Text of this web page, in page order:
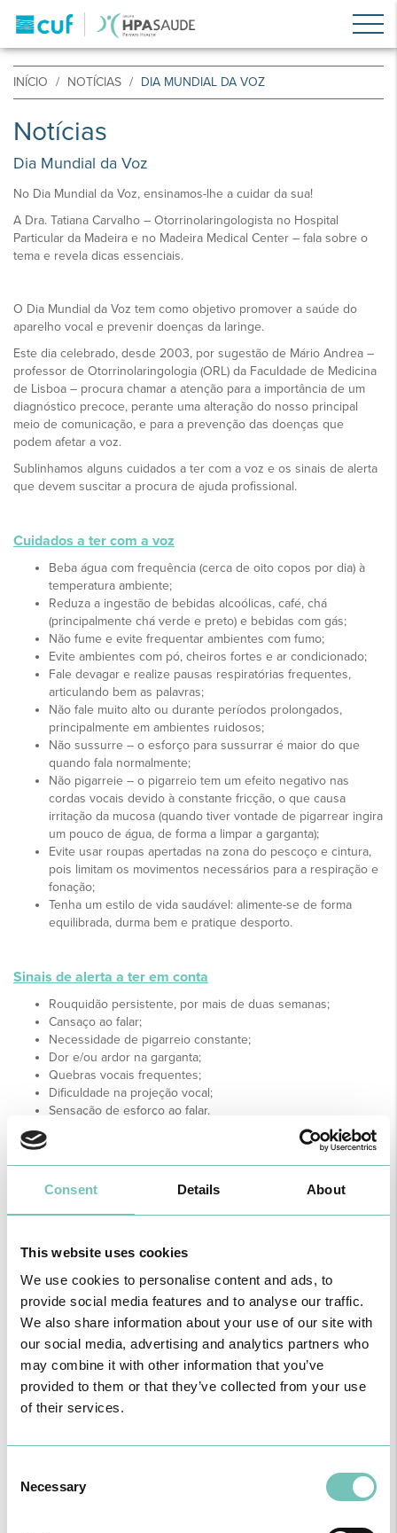
Consent Details About
This website uses cookies
We use cookies to personalise content and ads, to
provide social media features and to analyse our traffic.
We also share information about your use of our site with
our social media, advertising and analytics partners who
may combine it with other information that you’ve
provided to them or that they’ve collected from your use
of their services.
Selection
Necessary
INÍCIO NOTÍCIAS DIA MUNDIAL DA VOZ
Notícias
Dia Mundial da Voz
No Dia Mundial da Voz, ensinamos-lhe a cuidar da sua!
A Dra. Tatiana Carvalho – Otorrinolaringologista no Hospital
Particular da Madeira e no Madeira Medical Center – fala sobre o
tema e revela dicas essenciais.
O Dia Mundial da Voz tem como objetivo promover a saúde do
aparelho vocal e prevenir doenças da laringe.
Este dia celebrado, desde 2003, por sugestão de Mário Andrea –
professor de Otorrinolaringologia (ORL) da Faculdade de Medicina
de Lisboa – procura chamar a atenção para a importância de um
diagnóstico precoce, perante uma alteração do nosso principal
meio de comunicação, e para a prevenção das doenças que
podem afetar a voz.
Sublinhamos alguns cuidados a ter com a voz e os sinais de alerta
que devem suscitar a procura de ajuda profissional.
Cuidados a ter com a voz
Beba água com frequência (cerca de oito copos por dia) à
temperatura ambiente;
Reduza a ingestão de bebidas alcoólicas, café, chá
(principalmente chá verde e preto) e bebidas com gás;
Não fume e evite frequentar ambientes com fumo;
Evite ambientes com pó, cheiros fortes e ar condicionado;
Fale devagar e realize pausas respiratórias frequentes,
articulando bem as palavras;
Não fale muito alto ou durante períodos prolongados,
principalmente em ambientes ruidosos;
Não sussurre – o esforço para sussurrar é maior do que
quando fala normalmente;
Não pigarreie – o pigarreio tem um efeito negativo nas
cordas vocais devido à constante fricção, o que causa
irritação da mucosa (quando tiver vontade de pigarrear ingira
um pouco de água, de forma a limpar a garganta);
Evite usar roupas apertadas na zona do pescoço e cintura,
pois limitam os movimentos necessários para a respiração e
fonação;
Tenha um estilo de vida saudável: alimente-se de forma
equilibrada, durma bem e pratique desporto.
Sinais de alerta a ter em conta
Rouquidão persistente, por mais de duas semanas;
Cansaço ao falar;
Necessidade de pigarreio constante;
Dor e/ou ardor na garganta;
Quebras vocais frequentes;
Dificuldade na projeção vocal;
Sensação de esforço ao falar.
Tal como o seu corpo, também a sua voz precisa de cuidados.
Repouse a sua voz! Oiça a sua voz! Cuide da sua voz!
16 de Abril de 2023